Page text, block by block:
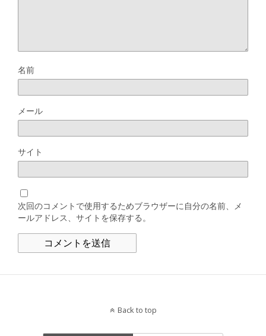
名前
メール
サイト
次回のコメントで使用するためブラウザーに自分の名前、メ
ールアドレス、サイトを保存する。
Back to top